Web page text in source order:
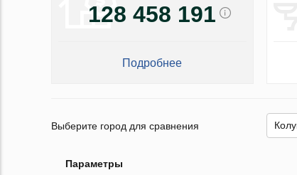
128 458 191
Подробнее
Выберите город для сравнения
Параметры